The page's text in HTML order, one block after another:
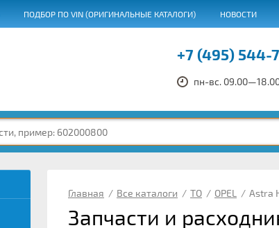
ПОДБОР ПО VIN (ОРИГИНАЛЬНЫЕ КАТАЛОГИ) НОВОСТИ
+7 (495) 544-
пн-вс.
Главная / Все каталоги / ТО / OPEL / Astra
Запчасти и